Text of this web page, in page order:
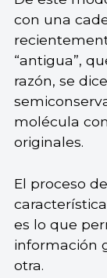
con una
“antigua”,
razón, se
molécula
originales.
El proceso
es lo que
información
otra.